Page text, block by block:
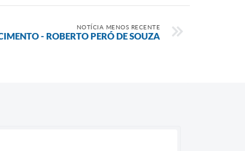
NOTÍCIA MENOS RECENTE
- ROBERTO PERÓ DE SOUZA